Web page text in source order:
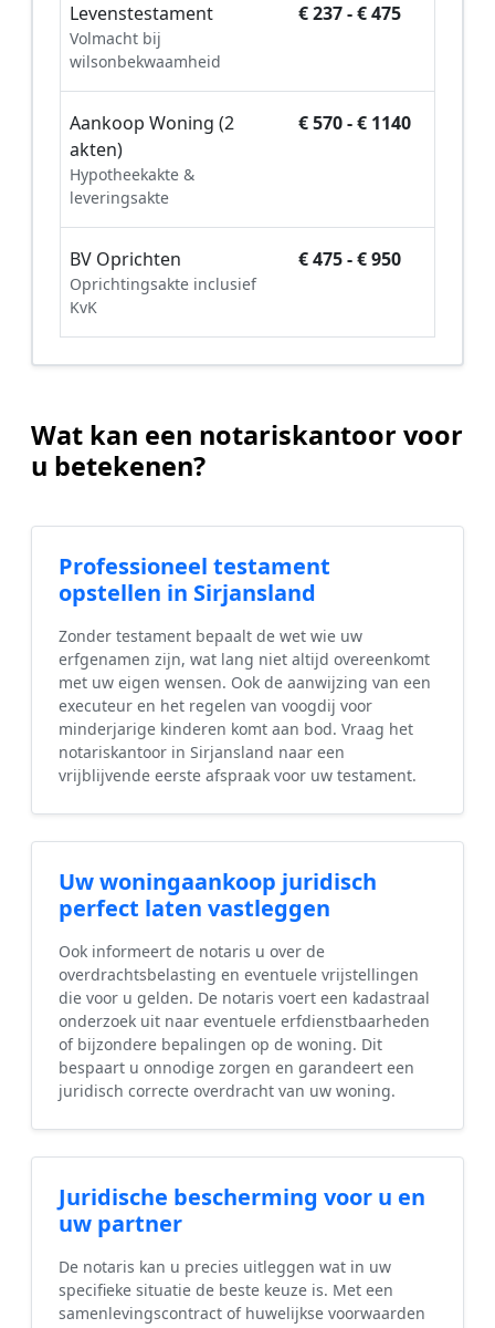
Levenstestament
Volmacht bij
wilsonbekwaamheid
€ 237 - € 475
Aankoop Woning (2
akten)
Hypotheekakte &
leveringsakte
€ 570 - € 1140
BV Oprichten
Oprichtingsakte inclusief
KvK
€ 475 - € 950
Wat kan een notariskantoor voor
u betekenen?
Professioneel testament
opstellen in Sirjansland
Zonder testament bepaalt de wet wie uw
erfgenamen zijn, wat lang niet altijd overeenkomt
met uw eigen wensen. Ook de aanwijzing van een
executeur en het regelen van voogdij voor
minderjarige kinderen komt aan bod. Vraag het
notariskantoor in Sirjansland naar een
vrijblijvende eerste afspraak voor uw testament.
Uw woningaankoop juridisch
perfect laten vastleggen
Ook informeert de notaris u over de
overdrachtsbelasting en eventuele vrijstellingen
die voor u gelden. De notaris voert een kadastraal
onderzoek uit naar eventuele erfdienstbaarheden
of bijzondere bepalingen op de woning. Dit
bespaart u onnodige zorgen en garandeert een
juridisch correcte overdracht van uw woning.
Juridische bescherming voor u en
uw partner
De notaris kan u precies uitleggen wat in uw
specifieke situatie de beste keuze is. Met een
samenlevingscontract of huwelijkse voorwaarden